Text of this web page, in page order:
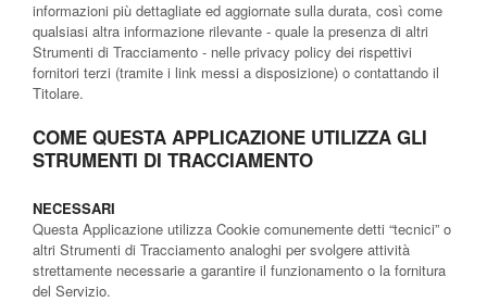
informazioni più dettagliate ed aggiornate sulla durata, così come
qualsiasi altra informazione rilevante - quale la presenza di altri
Strumenti di Tracciamento - nelle privacy policy dei rispettivi
fornitori terzi (tramite i link messi a disposizione) o contattando il
Titolare.
COME QUESTA APPLICAZIONE UTILIZZA GLI
STRUMENTI DI TRACCIAMENTO
NECESSARI
Questa Applicazione utilizza Cookie comunemente detti “tecnici” o
altri Strumenti di Tracciamento analoghi per svolgere attività
strettamente necessarie a garantire il funzionamento o la fornitura
del Servizio.